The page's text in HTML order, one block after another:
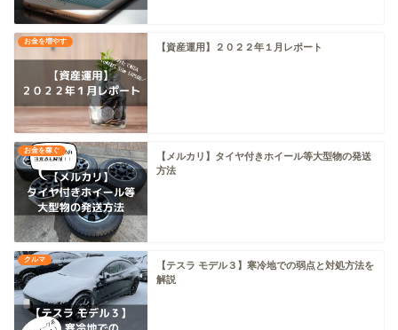
お金を増やす
【資産運用】２０２２年１月レポート
お金を稼ぐ
【メルカリ】タイヤ付きホイール等大型物の発送
方法
クルマ
【テスラ モデル３】寒冷地での弱点と対処方法を
解説